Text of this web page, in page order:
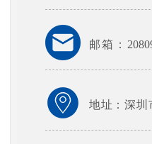
邮箱：
地址：深圳